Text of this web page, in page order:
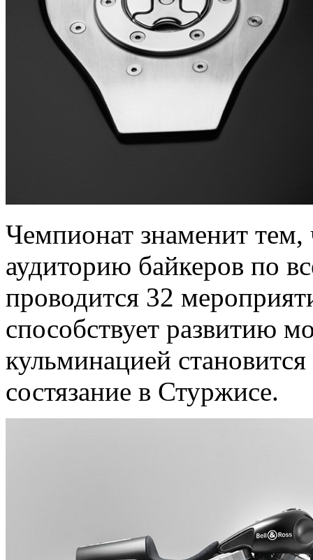
Чемпионат знаменит
аудиторию байкеров по
проводится 32
способствует развитию
кульминацией
состязание в Стуржисе.